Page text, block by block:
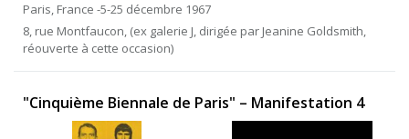
Paris, France -5-25 décembre 1967
8, rue Montfaucon, (ex galerie J, dirigée par Jeanine Goldsmith,
réouverte à cette occasion)
"Cinquième Biennale de Paris" – Manifestation 4